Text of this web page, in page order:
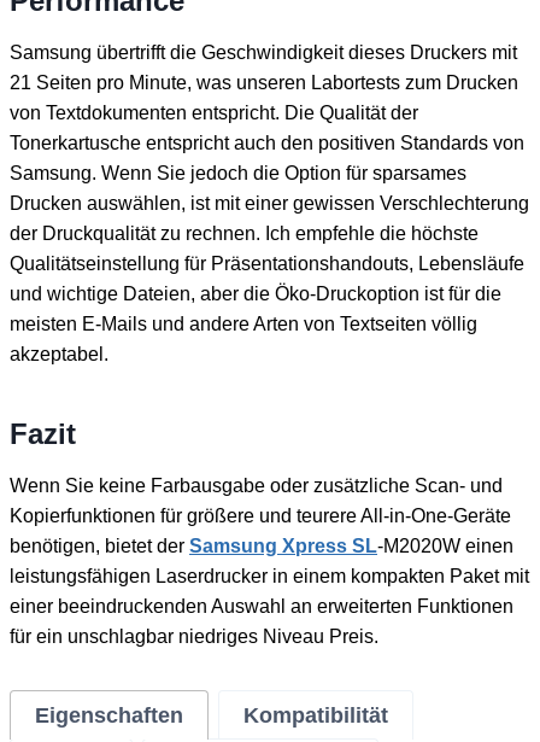
Samsung übertrifft die Geschwindigkeit dieses Druckers mit
21 Seiten pro Minute, was unseren Labortests zum Drucken
von Textdokumenten entspricht. Die Qualität der
Tonerkartusche entspricht auch den positiven Standards von
Samsung. Wenn Sie jedoch die Option für sparsames
Drucken auswählen, ist mit einer gewissen Verschlechterung
der Druckqualität zu rechnen. Ich empfehle die höchste
Qualitätseinstellung für Präsentationshandouts, Lebensläufe
und wichtige Dateien, aber die Öko-Druckoption ist für die
meisten E-Mails und andere Arten von Textseiten völlig
akzeptabel.
Fazit
Wenn Sie keine Farbausgabe oder zusätzliche Scan- und
Kopierfunktionen für größere und teurere All-in-One-Geräte
benötigen, bietet der Samsung Xpress SL-M2020W einen
leistungsfähigen Laserdrucker in einem kompakten Paket mit
einer beeindruckenden Auswahl an erweiterten Funktionen
für ein unschlagbar niedriges Niveau Preis.
Eigenschaften
Kompatibilität